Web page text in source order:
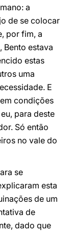
a
de se colocar
por fim, a
Bento estava
estas
uma
E
condições
para deste
Só então
no vale do
se
esta
de um
de
dado que